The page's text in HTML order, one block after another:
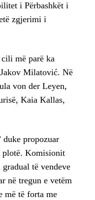
i Përbashkët i
zgjerimi i
më parë ka
Milatović. Në
von der Leyen,
Kaia Kallas,
duke propozuar
plotë. Komisionit
të vendeve
në tregun e vetëm
më të forta me